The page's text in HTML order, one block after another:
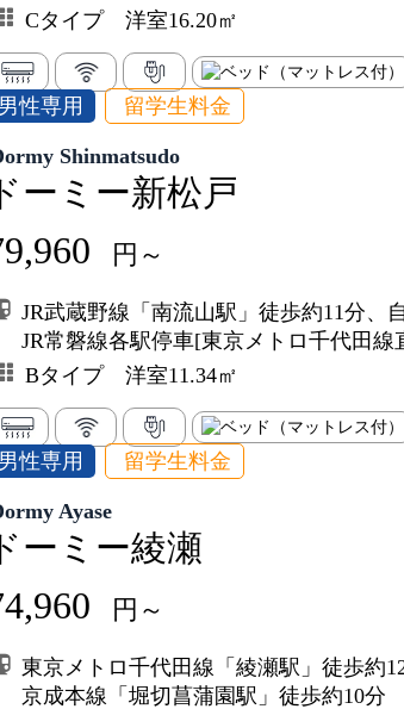
Cタイプ 洋室16.20㎡
性専用 留学生料金
Shinmatsudo
ーミー新松戸
円～
JR武蔵野線「南流山駅」徒歩約11分、
JR常磐線各駅停車[東京メトロ千代田
Bタイプ 洋室11.34㎡
性専用 留学生料金
Ayase
ーミー綾瀬
円～
東京メトロ千代田線「綾瀬駅」徒歩約
京成本線「堀切菖蒲園駅」徒歩約10分